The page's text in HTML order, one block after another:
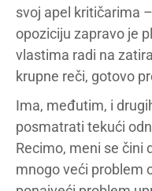
svoj apel kritičarima
opoziciju zapravo je
vlastima radi na
krupne reči, gotovo
Ima, međutim, i
posmatrati tekući
Recimo, meni se čini
mnogo veći problem